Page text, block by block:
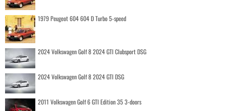
1979 Peugeot 604 604 D Turbo 5-speed
2024 Volkswagen Golf 8 2024 GTI Clubsport DSG
2024 Volkswagen Golf 8 2024 GTI DSG
2011 Volkswagen Golf 6 GTI Edition 35 3-doors